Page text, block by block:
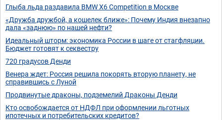
Глыба льда раздавила BMW X6 Competition в Москве
«Дружба дружбой, а кошелек ближе»: Почему Индия внезапно
дала «заднюю» по нашей нефти?
Идеальный шторм: экономика России в шаге от стагфляции.
Бюджет готовят к секвестру
720 градусов Денди
Венера ждет: Россия решила покорять вторую планету, не
справившись с Луной
Продвинутые драконы, подземелий Драконы Денди
Кто освобождается от НДФЛ при оформлении льготных
ипотечных и потребительских кредитов?